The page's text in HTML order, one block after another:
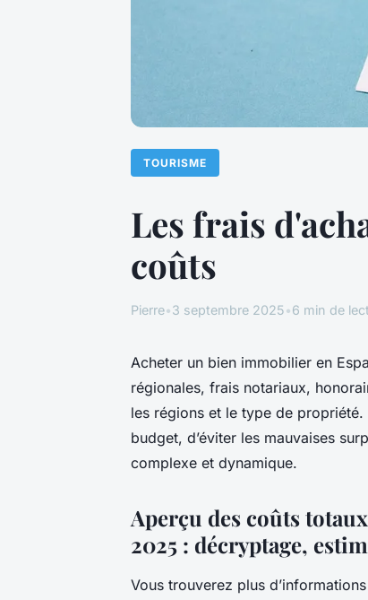
TOURISME
Les frais
coûts
Pierre•3 septembre 2025•6 min de
Acheter un bien immobilier en
régionales, frais notariaux,
les régions et le type de
budget, d’éviter les mauvaises
complexe et dynamique.
Aperçu des coûts
2025 : décryptage,
Vous trouverez plus